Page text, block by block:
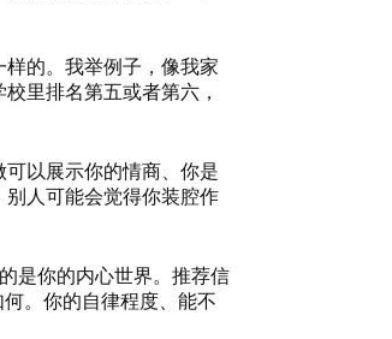
的。我举例子，像我家
里排名第五或者第六，
以展示你的情商、你是
人可能会觉得你装腔作
是你的内心世界。推荐信
。你的自律程度、能不